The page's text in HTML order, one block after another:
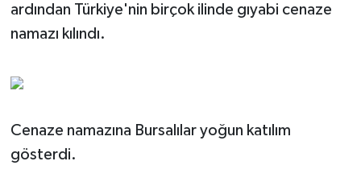
ardından Türkiye'nin birçok ilinde gıyabi cenaze
namazı kılındı.
Cenaze namazına Bursalılar yoğun katılım
gösterdi.